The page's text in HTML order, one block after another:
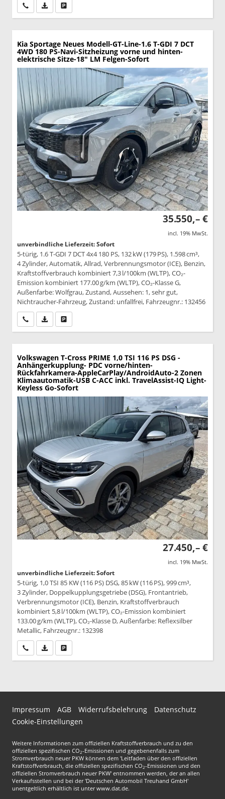
Wir rufen Sie anPDF-Datei, Fahrzeugexposé drucken
Kia Sportage Neues Modell-GT-Line-1.6 T-GDI 7 DCT
4WD 180 PS-Navi-Sitzheizung vorne und hinten-
elektrische Sitze-18" LM Felgen-Sofort
35.550,– €
incl. 19% MwSt.
unverbindliche Lieferzeit: Sofort
5-türig, 1.6 T-GDI 7 DCT 4x4 180 PS, 132 kW (179 PS), 1.598 cm³,
4 Zylinder, Automatik, Allrad, Verbrennungsmotor (ICE), Benzin,
Kraftstoffverbrauch kombiniert 7,3 l/100km (WLTP), CO₂-
Emission kombiniert 177.00 g/km (WLTP), CO₂-Klasse G,
Außenfarbe: Wolfgrau, Zustand, Aussehen: 1, sehr gut,
Nichtraucher-Fahrzeug, Zustand: unfallfrei, Fahrzeugnr.: 132456
Wir rufen Sie anPDF-Datei, Fahrzeugexposé drucken
Volkswagen T-Cross PRIME 1,0 TSI 116 PS DSG -
Anhängerkupplung- PDC vorne/hinten-
Rückfahrkamera-AppleCarPlay/AndroidAuto-2 Zonen
Klimaautomatik-USB C-ACC inkl. TravelAssist-IQ Light-
Keyless Go-Sofort
27.450,– €
incl. 19% MwSt.
unverbindliche Lieferzeit: Sofort
5-türig, 1,0 TSI 85 KW (116 PS) DSG, 85 kW (116 PS), 999 cm³,
3 Zylinder, Doppelkupplungsgetriebe (DSG), Frontantrieb,
Verbrennungsmotor (ICE), Benzin, Kraftstoffverbrauch
kombiniert 5,8 l/100km (WLTP), CO₂-Emission kombiniert
133.00 g/km (WLTP), CO₂-Klasse D, Außenfarbe: Reflexsilber
Metallic, Fahrzeugnr.: 132398
Wir rufen Sie anPDF-Datei, Fahrzeugexposé drucken
Impressum AGB Widerrufsbelehrung
Datenschutz
Cookie-Einstellungen
Weitere Informationen zum offiziellen Kraftstoffverbrauch und zu den
offiziellen spezifischen CO2-Emissionen und gegebenenfalls zum
Stromverbrauch neuer PKW können dem 'Leitfaden über den offiziellen
Kraftstoffverbrauch, die offiziellen spezifischen CO2-Emissionen und den
offiziellen Stromverbrauch neuer PKW' entnommen werden, der an allen
Verkaufsstellen und bei der 'Deutschen Automobil Treuhand GmbH'
unentgeltlich erhältlich ist unter www.dat.de.